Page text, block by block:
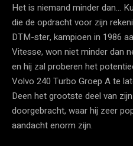
Het is niemand minder dan…
die de opdracht voor zijn
DTM-ster, kampioen in 1986
Vitesse, won niet minder dan
en hij zal proberen het
Volvo 240 Turbo Groep A te
Deen het grootste deel van
doorgebracht, waar hij zeer
aandacht enorm zijn.